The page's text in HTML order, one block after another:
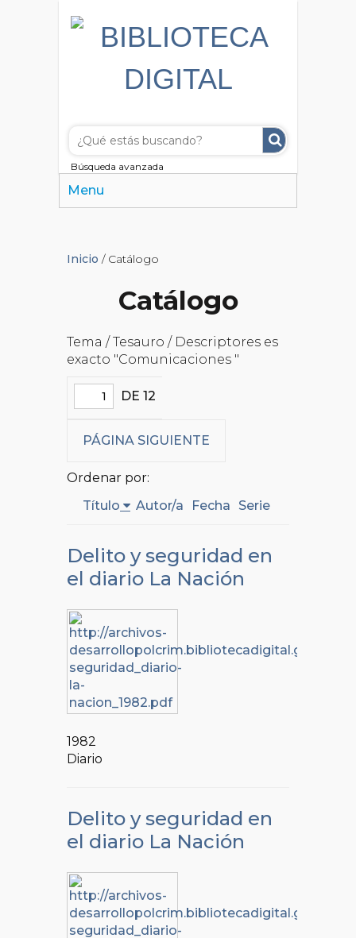
Búsqueda avanzada
Menu
Inicio / Catálogo
Catálogo
Tema / Tesauro / Descriptores es
exacto "Comunicaciones "
DE 12
PÁGINA SIGUIENTE
Ordenar por:
Título
Autor/a Fecha Serie
Delito y seguridad en
el diario La Nación
1982
Diario
Delito y seguridad en
el diario La Nación